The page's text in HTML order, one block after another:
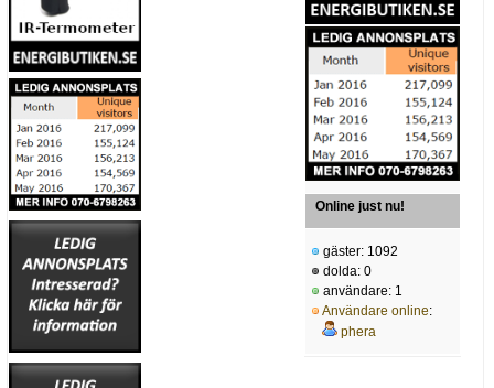
Online just nu!
gäster: 1092
dolda: 0
användare: 1
Användare online:
phera